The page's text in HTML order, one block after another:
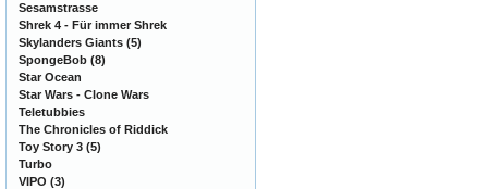
Sesamstrasse
Shrek 4 - Für immer Shrek
Skylanders Giants (5)
SpongeBob (8)
Star Ocean
Star Wars - Clone Wars
Teletubbies
The Chronicles of Riddick
Toy Story 3 (5)
Turbo
VIPO (3)